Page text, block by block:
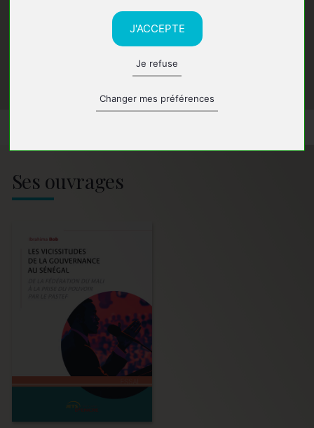
J'ACCEPTE
Je refuse
Changer mes préférences
Ses ouvrages